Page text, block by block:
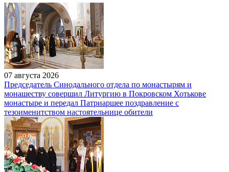
07 августа 2026
Председатель Синодального отдела по монастырям и
монашеству совершил Литургию в Покровском Хотькове
монастыре и передал Патриаршее поздравление с
тезоименитством настоятельнице обители